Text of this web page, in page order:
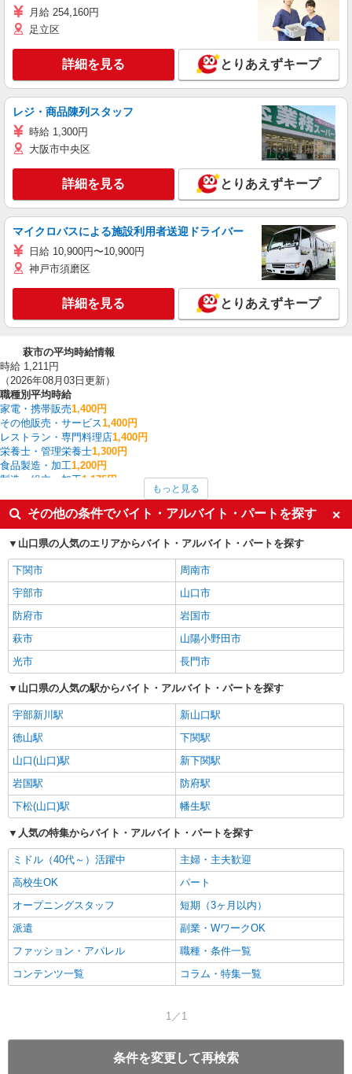
月給 254,160円
足立区
詳細を見る とりあえずキープ
レジ・商品陳列スタッフ
時給 1,300円
大阪市中央区
詳細を見る とりあえずキープ
マイクロバスによる施設利用者送迎ドライバー
日給 10,900円〜10,900円
神戸市須磨区
詳細を見る とりあえずキープ
萩市の平均時給情報
時給 1,211円
（2026年08月03日更新）
職種別平均時給
家電・携帯販売1,400円
その他販売・サービス1,400円
レストラン・専門料理店1,400円
栄養士・管理栄養士1,300円
食品製造・加工1,200円
製造・組立・加工1,175円
清掃・ハウスクリーニング 1,150円
美容師・ネイリスト・まつげ施術
1,133円
調理・調理補助・調理師1,117円
萩市の他の職種の平均時給を見る
もっと見る
その他の条件でバイト・アルバイト・パートを探す
山口県の人気のエリアからバイト・アルバイト・パートを探す
下関市
周南市
宇部市
山口市
防府市
岩国市
萩市
山陽小野田市
光市
長門市
山口県の人気の駅からバイト・アルバイト・パートを探す
宇部新川駅
新山口駅
徳山駅
下関駅
山口(山口)駅
新下関駅
岩国駅
防府駅
下松(山口)駅
幡生駅
人気の特集からバイト・アルバイト・パートを探す
ミドル（40代～）活躍中
主婦・主夫歓迎
高校生OK
パート
オープニングスタッフ
短期（3ヶ月以内）
派遣
副業・WワークOK
ファッション・アパレル
職種・条件一覧
コンテンツ一覧
コラム・特集一覧
1／1
条件を変更して再検索